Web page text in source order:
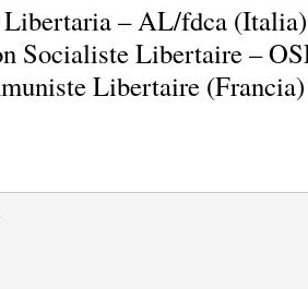
– AL/fdca (Italia)
Socialiste Libertaire –
Libertaire (Francia)